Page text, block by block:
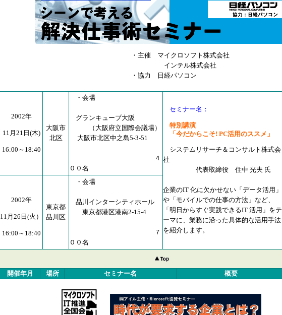
・主催 マイクロソフト株式会社
インテル株式会社
・協力 日経パソコン
2002年
11月21日(木)
16:00～18:40
大阪市
北区
・会場
グランキューブ大阪
（大阪府立国際会議場）
大阪市北区中之島5-3-51
４
００名
セミナー名：
特別講演
「今だからこそ! PC活用のススメ」
システムリサーチ＆コンサルト株式会
社
代表取締役 住中 光夫 氏
企業のIT 化に欠かせない「データ活用」
や「モバイルでの仕事の方法」など、
「明日からすぐ実践できるIT 活用」をテ
ーマに、業務に沿った具体的な活用手法
を紹介します。
2002年
11月26日(火）
16:00～18:40
東京都
品川区
・会場
品川インターシティホール
東京都港区港南2-15-4
７
００名
開催年月 場所 セミナー名 概要